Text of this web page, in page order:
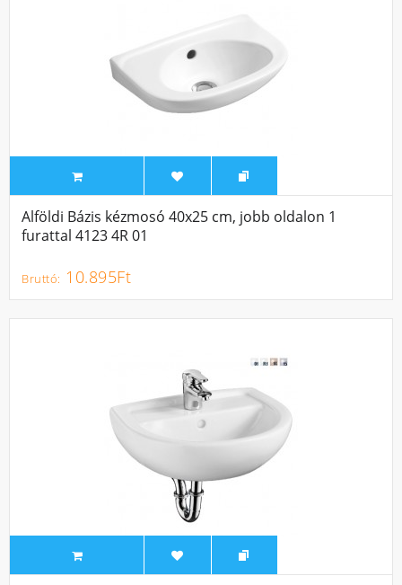
Alföldi Bázis kézmosó 40x25 cm, jobb oldalon 1
furattal 4123 4R 01
10.895Ft